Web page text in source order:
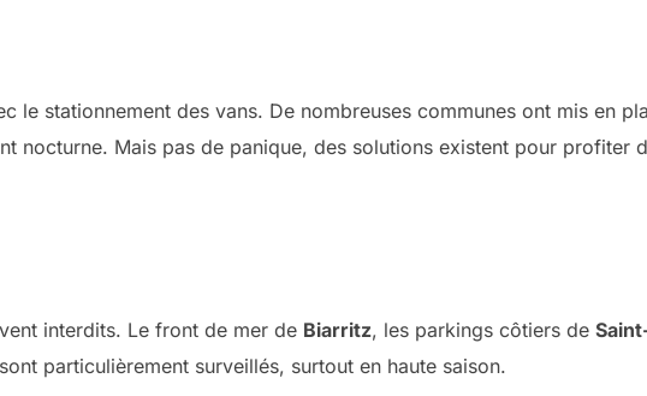
le stationnement des vans. De nombreuses communes ont mis en
nocturne. Mais pas de panique, des solutions existent pour profiter
interdits. Le front de mer de Biarritz, les parkings côtiers de
sont particulièrement surveillés, surtout en haute saison.